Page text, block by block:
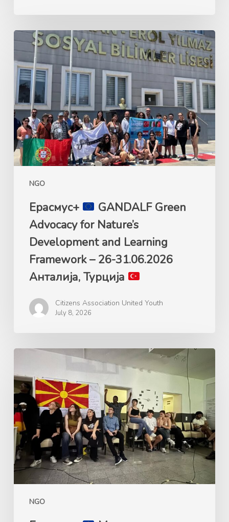
NGO
Ерасмус+
GANDALF
Green
Advocacy
for
Nature’s
Development
and
Learning
31.06.2026
Анталија,
Турција
Ерасмус+
GANDALF Green
Advocacy for Nature’s
Development and Learning
Framework – 26-31.06.2026
Анталија, Турција
Citizens Association United Youth
July 8, 2026
NGO
Ерасмус+
Mладинска
размена
„Plastic
Free
Green
Future“,
24-
31.05.2026
Германија